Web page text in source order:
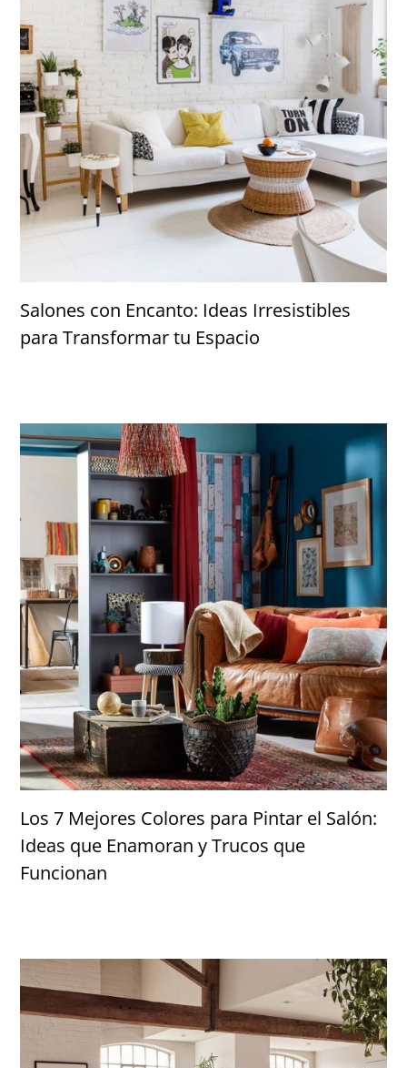
Salones con Encanto: Ideas Irresistibles
para Transformar tu Espacio
Los 7 Mejores Colores para Pintar el Salón:
Ideas que Enamoran y Trucos que
Funcionan